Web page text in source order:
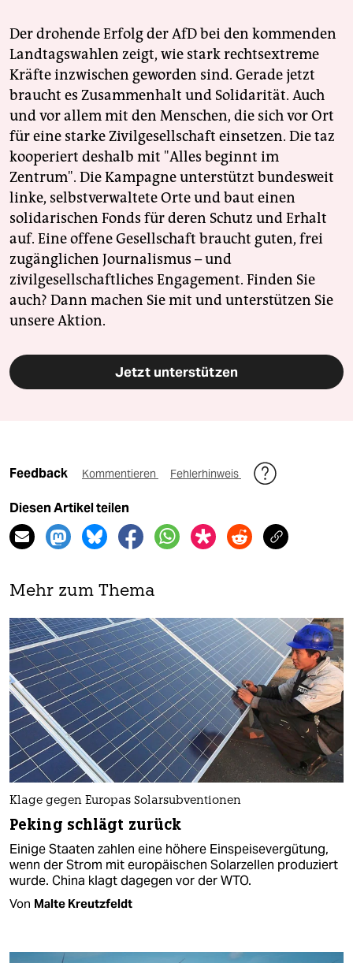
Der drohende Erfolg der AfD bei den kommenden
Landtagswahlen zeigt, wie stark rechtsextreme
Kräfte inzwischen geworden sind. Gerade jetzt
braucht es Zusammenhalt und Solidarität. Auch
und vor allem mit den Menschen, die sich vor Ort
für eine starke Zivilgesellschaft einsetzen. Die taz
kooperiert deshalb mit "Alles beginnt im
Zentrum". Die Kampagne unterstützt bundesweit
linke, selbstverwaltete Orte und baut einen
solidarischen Fonds für deren Schutz und Erhalt
auf. Eine offene Gesellschaft braucht guten, frei
zugänglichen Journalismus – und
zivilgesellschaftliches Engagement. Finden Sie
auch? Dann machen Sie mit und unterstützen Sie
unsere Aktion.
Jetzt unterstützen
Feedback Kommentieren Fehlerhinweis
Diesen Artikel teilen
Mehr zum Thema
Klage gegen Europas Solarsubventionen
Peking schlägt zurück
Einige Staaten zahlen eine höhere Einspeisevergütung,
wenn der Strom mit europäischen Solarzellen produziert
wurde. China klagt dagegen vor der WTO.
Von Malte Kreutzfeldt